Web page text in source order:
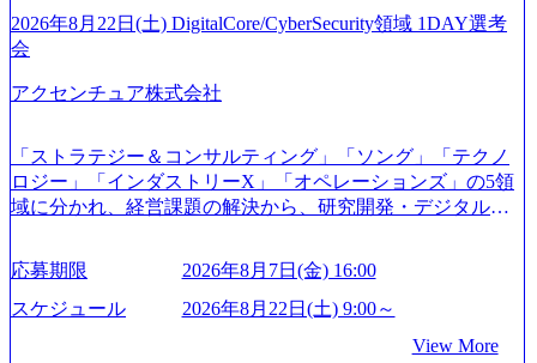
たします。 (1)既存または新規大手事業会社から依頼された
「経営戦略」等のコンサルティング支援を行います。クラ
イアントは各業界上位5社をターゲットとし、特にCXOクラ
スから「新規事業戦略」「既存事業のトランスフォーメー
略」案件をメインとしたコンサルティングを行います ＜プ
ロジェクト一部抜粋＞ ・海外事業(新規・既存)事業のビジ
ネスモデル検討支援 ・金融領域におけるAIを活用した事業
ィ領域における地域活性アプリ企画支援及び実行支援 ・ロ
業支援 ※その他新規事業や既存デジタルトランスフォーメ
ーションの案件が多数 ● コンサルタント プロジェクトにお
ご応募者様については、1dayではなく通常選考でのご案内
とさせていただきます ● 面接(1次・最終を一度の面接で実
てご連絡させていただきます。 ● 一日で最終面接まで完了
日面接や面談のお時間をいただく場合がございます ● 面
接、条件面談それぞれ最大1時間を想定しております ・実施
前日までに日程およびURLを共有させていただきます ・面
接および条件面談ともに、どの時間開始となってもご対応
と幸いです ※1day選考会のご参加希望の方は、事前にGAB
試験を受検いただきます(受験期限は1day選考会実施日の3日
前まで)。 ※ただし、30代以上のコンサルファーム経験3年
以上の方はGAB受検免除、書類選考のみ。 書類選考通過後
2026年8月22日(土) DigitalCore/CyberSecurity領域 1DAY選考
会
アクセンチュア株式会社
「ストラテジー＆コンサルティング」「ソング」「テクノ
ロジー」「インダストリーX」「オペレーションズ」の5領
域に分かれ、経営課題の解決から、研究開発・デジタル・
グ領域からその実行的側面であるITサービスの提供まで一
貫して支援する総合系・IT系ファームである あらゆる産業
において非常に良質な顧客基盤を築いており、Fortune Globa
手掛けたプロジェクトは「ファーストリテイリングにおけ
応募期限
2026年8月7日(金) 16:00
スケジュール
2026年8月22日(土) 9:00～
View More